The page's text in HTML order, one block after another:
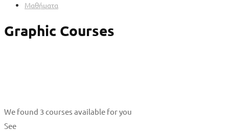
Μαθήματα
Graphic Courses
We found 3courses available for you
See